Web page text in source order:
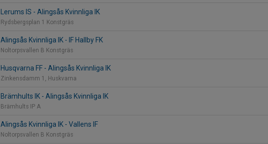
Lerums IS - Alingsås Kvinnliga IK
Rydsbergsplan 1 Konstgräs
Alingsås Kvinnliga IK - IF Hallby FK
Noltorpsvallen B Konstgräs
Husqvarna FF - Alingsås Kvinnliga IK
Zinkensdamm 1, Huskvarna
Brämhults IK - Alingsås Kvinnliga IK
Brämhults IP A
Alingsås Kvinnliga IK - Vallens IF
Noltorpsvallen B Konstgräs